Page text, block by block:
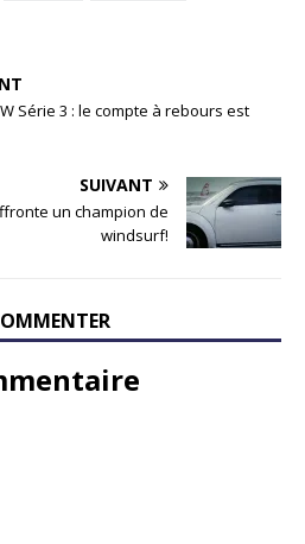
Série 3 : le compte à rebours est
SUIVANT
un champion de
windsurf!